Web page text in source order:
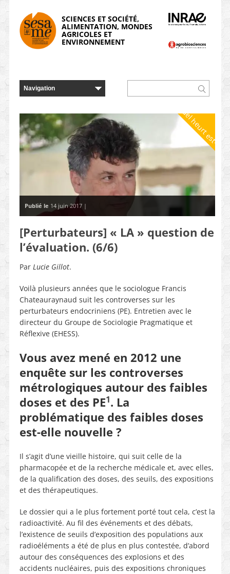
SCIENCES ET SOCIÉTÉ,
ALIMENTATION, MONDES
AGRICOLES ET
ENVIRONNEMENT
Quel heurt est-il ?
Publié le 14 juin 2017 |
[Perturbateurs] « LA » question de
l’évaluation. (6/6)
Par Lucie Gillot.
Voilà plusieurs années que le sociologue Francis
Chateauraynaud suit les controverses sur les
perturbateurs endocriniens (PE). Entretien avec le
directeur du Groupe de Sociologie Pragmatique et
Réflexive (EHESS).
Vous avez mené en 2012 une
enquête sur les controverses
métrologiques autour des faibles
doses et des PE1. La
problématique des faibles doses
est-elle nouvelle ?
Il s’agit d’une vieille histoire, qui suit celle de la
pharmacopée et de la recherche médicale et, avec elles,
de la qualification des doses, des seuils, des expositions
et des thérapeutiques.
Le dossier qui a le plus fortement porté tout cela, c’est la
radioactivité. Au fil des événements et des débats,
l’existence de seuils d’exposition des populations aux
radioéléments a été de plus en plus contestée, d’abord
autour des conséquences des explosions et des
accidents nucléaires, puis des expositions chroniques